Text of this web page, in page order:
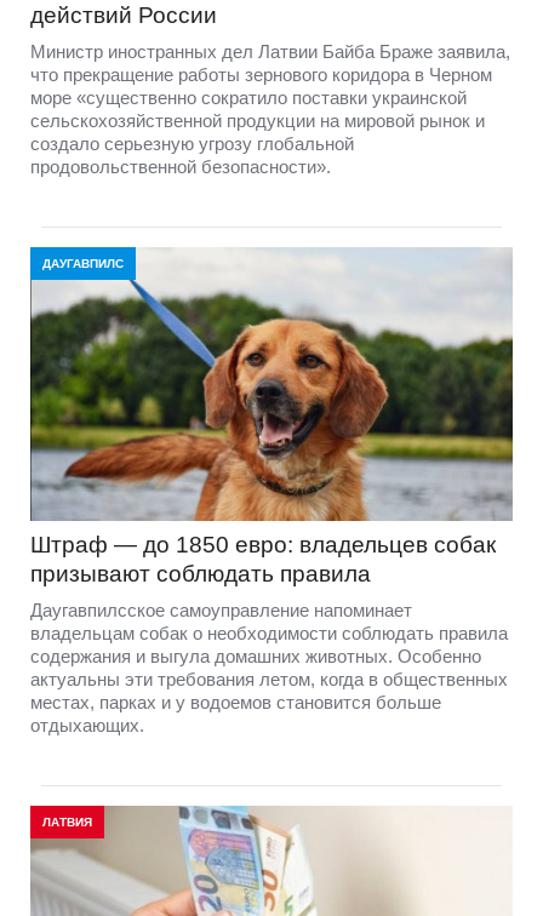
действий России
Министр иностранных дел Латвии Байба Браже заявила,
что прекращение работы зернового коридора в Черном
море «существенно сократило поставки украинской
сельскохозяйственной продукции на мировой рынок и
создало серьезную угрозу глобальной
продовольственной безопасности».
ДАУГАВПИЛС
Штраф — до 1850 евро: владельцев собак
призывают соблюдать правила
Даугавпилсское самоуправление напоминает
владельцам собак о необходимости соблюдать правила
содержания и выгула домашних животных. Особенно
актуальны эти требования летом, когда в общественных
местах, парках и у водоемов становится больше
отдыхающих.
ЛАТВИЯ